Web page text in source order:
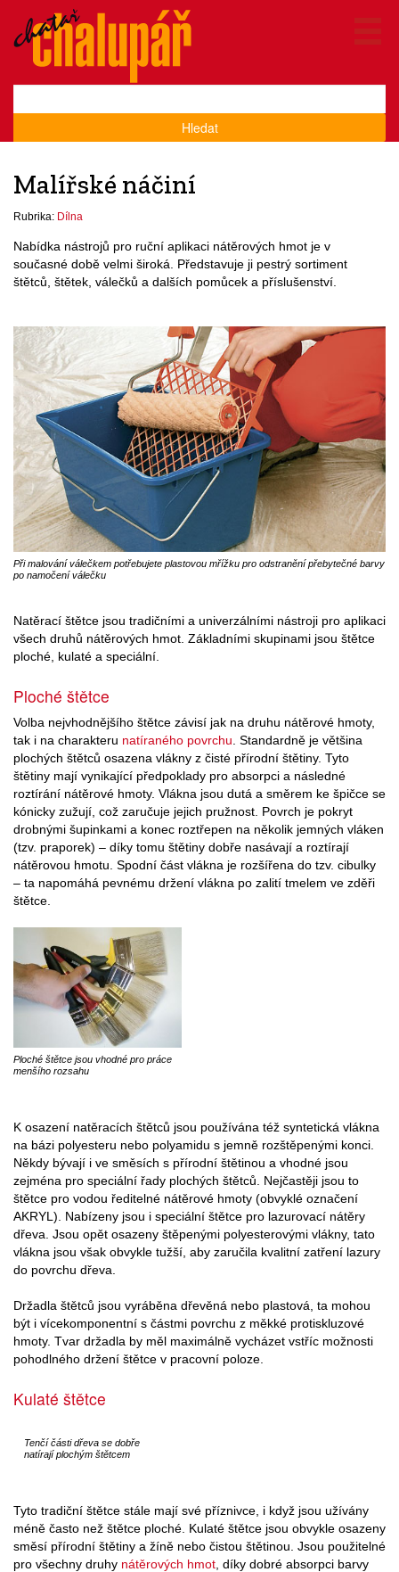
Hledat
Malířské náčiní
Rubrika: Dílna
Nabídka nástrojů pro ruční aplikaci nátěrových hmot je v
současné době velmi široká. Představuje ji pestrý sortiment
štětců, štětek, válečků a dalších pomůcek a příslušenství.
Při malování válečkem potřebujete plastovou mřížku pro odstranění přebytečné barvy
po namočení válečku
Natěrací štětce jsou tradičními a univerzálními nástroji pro aplikaci
všech druhů nátěrových hmot. Základními skupinami jsou štětce
ploché, kulaté a speciální.
Ploché štětce
Volba nejvhodnějšího štětce závisí jak na druhu nátěrové hmoty,
tak i na charakteru natíraného povrchu . Standardně je většina
plochých štětců osazena vlákny z čisté přírodní štětiny. Tyto
štětiny mají vynikající předpoklady pro absorpci a následné
roztírání nátěrové hmoty. Vlákna jsou dutá a směrem ke špičce se
kónicky zužují, což zaručuje jejich pružnost. Povrch je pokryt
drobnými šupinkami a konec roztřepen na několik jemných vláken
(tzv. praporek) – díky tomu štětiny dobře nasávají a roztírají
nátěrovou hmotu. Spodní část vlákna je rozšířena do tzv. cibulky
– ta napomáhá pevnému držení vlákna po zalití tmelem ve zděři
štětce.
Ploché štětce jsou vhodné pro práce
menšího rozsahu
K osazení natěracích štětců jsou používána též syntetická vlákna
na bázi polyesteru nebo polyamidu s jemně rozštěpenými konci.
Někdy bývají i ve směsích s přírodní štětinou a vhodné jsou
zejména pro speciální řady plochých štětců. Nejčastěji jsou to
štětce pro vodou ředitelné nátěrové hmoty (obvyklé označení
AKRYL). Nabízeny jsou i speciální štětce pro lazurovací nátěry
dřeva. Jsou opět osazeny štěpenými polyesterovými vlákny, tato
vlákna jsou však obvykle tužší, aby zaručila kvalitní zatření lazury
do povrchu dřeva.
Držadla štětců jsou vyráběna dřevěná nebo plastová, ta mohou
být i vícekomponentní s částmi povrchu z měkké protiskluzové
hmoty. Tvar držadla by měl maximálně vycházet vstříc možnosti
pohodlného držení štětce v pracovní poloze.
Kulaté štětce
Tenčí části dřeva se dobře
natírají plochým štětcem
Tyto tradiční štětce stále mají své příznivce, i když jsou užívány
méně často než štětce ploché. Kulaté štětce jsou obvykle osazeny
směsí přírodní štětiny a žíně nebo čistou štětinou. Jsou použitelné
pro všechny druhy nátěrových hmot, díky dobré absorpci barvy